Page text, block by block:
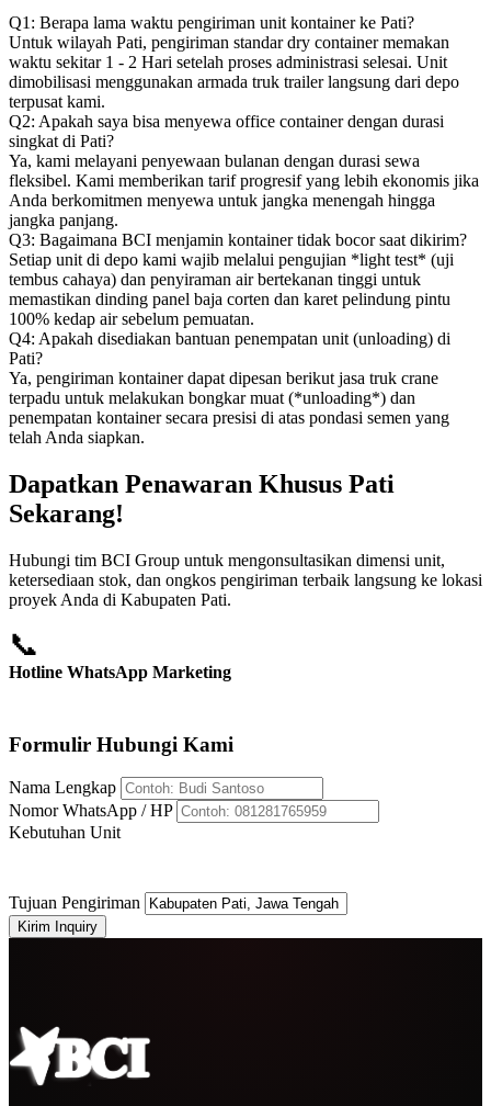
Q1: Berapa lama waktu pengiriman unit kontainer ke Pati?
Untuk wilayah Pati, pengiriman standar dry container memakan
waktu sekitar 1 - 2 Hari setelah proses administrasi selesai. Unit
dimobilisasi menggunakan armada truk trailer langsung dari depo
terpusat kami.
Q2: Apakah saya bisa menyewa office container dengan durasi
singkat di Pati?
Ya, kami melayani penyewaan bulanan dengan durasi sewa
fleksibel. Kami memberikan tarif progresif yang lebih ekonomis jika
Anda berkomitmen menyewa untuk jangka menengah hingga
jangka panjang.
Q3: Bagaimana BCI menjamin kontainer tidak bocor saat dikirim?
Setiap unit di depo kami wajib melalui pengujian *light test* (uji
tembus cahaya) dan penyiraman air bertekanan tinggi untuk
memastikan dinding panel baja corten dan karet pelindung pintu
100% kedap air sebelum pemuatan.
Q4: Apakah disediakan bantuan penempatan unit (unloading) di
Pati?
Ya, pengiriman kontainer dapat dipesan berikut jasa truk crane
terpadu untuk melakukan bongkar muat (*unloading*) dan
penempatan kontainer secara presisi di atas pondasi semen yang
telah Anda siapkan.
Dapatkan Penawaran Khusus Pati
Sekarang!
Hubungi tim BCI Group untuk mengonsultasikan dimensi unit,
ketersediaan stok, dan ongkos pengiriman terbaik langsung ke lokasi
proyek Anda di Kabupaten Pati.
📞
Hotline WhatsApp Marketing
Formulir Hubungi Kami
Nama Lengkap
Nomor WhatsApp / HP
Kebutuhan Unit
Tujuan Pengiriman
Kirim Inquiry